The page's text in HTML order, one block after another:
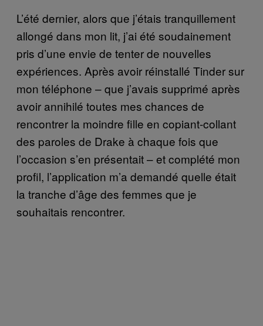
L’été dernier, alors que j’étais tranquillement
allongé dans mon lit, j’ai été soudainement
pris d’une envie de tenter de nouvelles
expériences. Après avoir réinstallé Tinder sur
mon téléphone – que j’avais supprimé après
avoir annihilé toutes mes chances de
rencontrer la moindre fille en copiant-collant
des paroles de Drake à chaque fois que
l’occasion s’en présentait – et complété mon
profil, l’application m’a demandé quelle était
la tranche d’âge des femmes que je
souhaitais rencontrer.